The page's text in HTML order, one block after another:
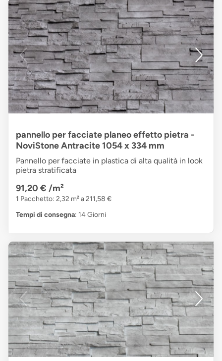
pannello per facciate planeo effetto pietra -
NoviStone Antracite 1054 x 334 mm
Pannello per facciate in plastica di alta qualità in look
pietra stratificata
91,20 € /m²
1 Pacchetto: 2,32 m² a 211,58 €
Tempi di consegna: 14 Giorni